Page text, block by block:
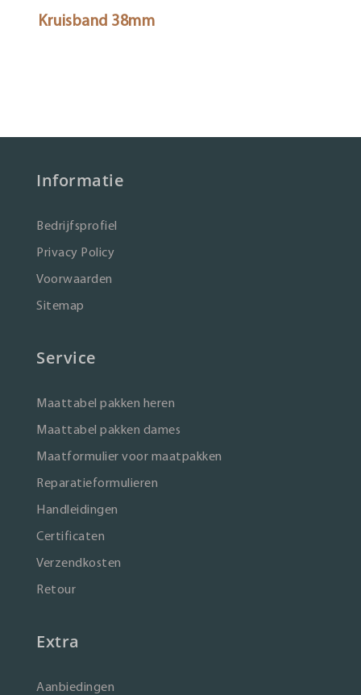
Kruisband 38mm
Informatie
Bedrijfsprofiel
Privacy Policy
Voorwaarden
Sitemap
Service
Maattabel pakken heren
Maattabel pakken dames
Maatformulier voor maatpakken
Reparatieformulieren
Handleidingen
Certificaten
Verzendkosten
Retour
Extra
Aanbiedingen